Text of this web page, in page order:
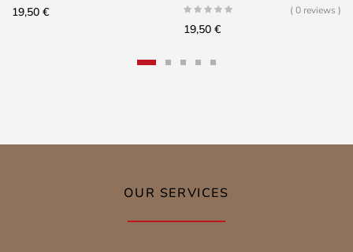
19,50 € ( 0 reviews )
19,50 €
OUR SERVICES